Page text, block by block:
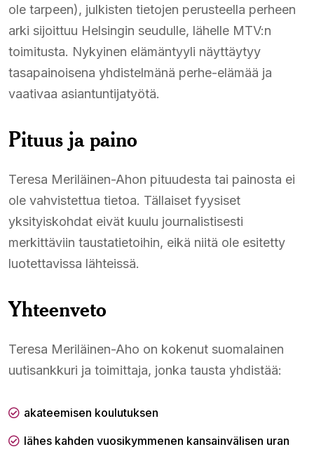
ole tarpeen), julkisten tietojen perusteella perheen
arki sijoittuu Helsingin seudulle, lähelle MTV:n
toimitusta. Nykyinen elämäntyyli näyttäytyy
tasapainoisena yhdistelmänä perhe-elämää ja
vaativaa asiantuntijatyötä.
Pituus ja paino
Teresa Meriläinen-Ahon pituudesta tai painosta ei
ole vahvistettua tietoa. Tällaiset fyysiset
yksityiskohdat eivät kuulu journalistisesti
merkittäviin taustatietoihin, eikä niitä ole esitetty
luotettavissa lähteissä.
Yhteenveto
Teresa Meriläinen-Aho on kokenut suomalainen
uutisankkuri ja toimittaja, jonka tausta yhdistää:
akateemisen koulutuksen
lähes kahden vuosikymmenen kansainvälisen uran